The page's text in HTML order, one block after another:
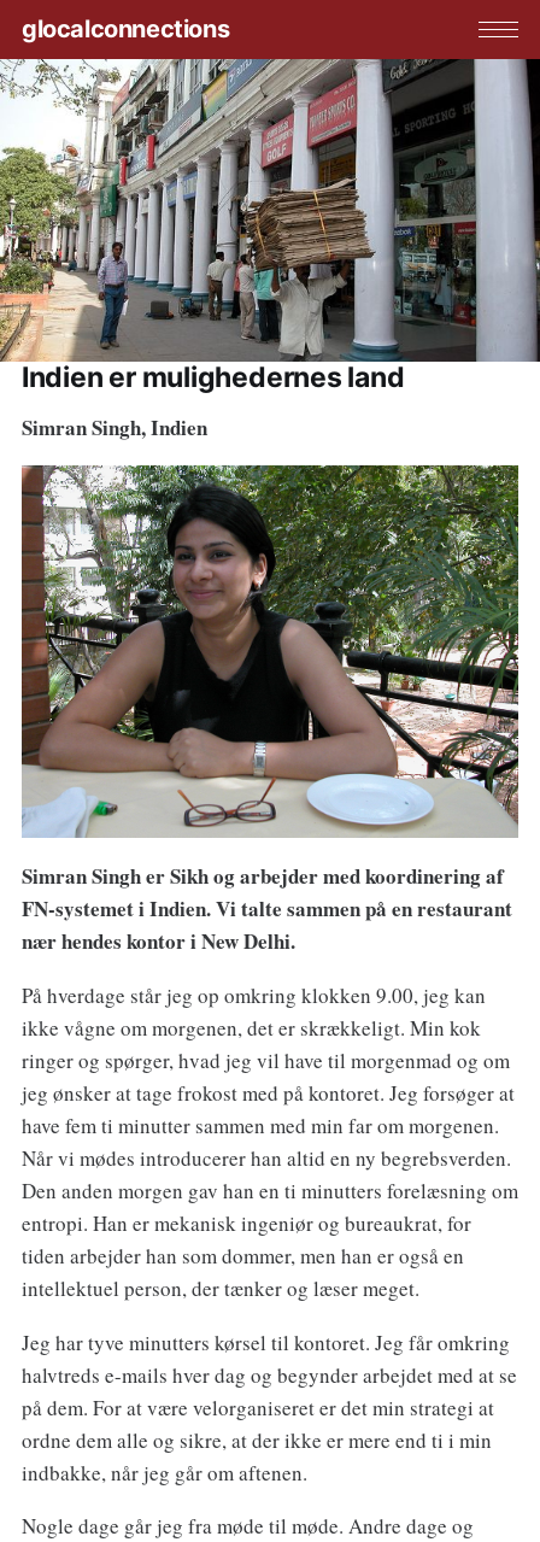
glocalconnections
Indien er mulighedernes land
Simran Singh, Indien
Simran Singh er Sikh og arbejder med koordinering af
FN-systemet i Indien. Vi talte sammen på en restaurant
nær hendes kontor i New Delhi.
På hverdage står jeg op omkring klokken 9.00, jeg kan
ikke vågne om morgenen, det er skrækkeligt. Min kok
ringer og spørger, hvad jeg vil have til morgenmad og om
jeg ønsker at tage frokost med på kontoret. Jeg forsøger at
have fem ti minutter sammen med min far om morgenen.
Når vi mødes introducerer han altid en ny begrebsverden.
Den anden morgen gav han en ti minutters forelæsning om
entropi. Han er mekanisk ingeniør og bureaukrat, for
tiden arbejder han som dommer, men han er også en
intellektuel person, der tænker og læser meget.
Jeg har tyve minutters kørsel til kontoret. Jeg får omkring
halvtreds e-mails hver dag og begynder arbejdet med at se
på dem. For at være velorganiseret er det min strategi at
ordne dem alle og sikre, at der ikke er mere end ti i min
indbakke, når jeg går om aftenen.
Nogle dage går jeg fra møde til møde. Andre dage og